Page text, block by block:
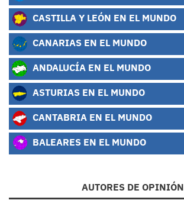
CASTILLA Y LEÓN EN EL MUNDO
CANARIAS EN EL MUNDO
ANDALUCÍA EN EL MUNDO
ASTURIAS EN EL MUNDO
CANTABRIA EN EL MUNDO
BALEARES EN EL MUNDO
AUTORES DE OPINIÓN